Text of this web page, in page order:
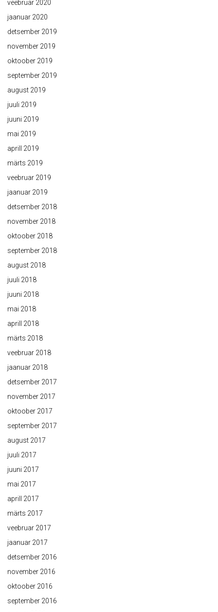
veebruar 2020
jaanuar 2020
detsember 2019
november 2019
oktoober 2019
september 2019
august 2019
juuli 2019
juuni 2019
mai 2019
aprill 2019
märts 2019
veebruar 2019
jaanuar 2019
detsember 2018
november 2018
oktoober 2018
september 2018
august 2018
juuli 2018
juuni 2018
mai 2018
aprill 2018
märts 2018
veebruar 2018
jaanuar 2018
detsember 2017
november 2017
oktoober 2017
september 2017
august 2017
juuli 2017
juuni 2017
mai 2017
aprill 2017
märts 2017
veebruar 2017
jaanuar 2017
detsember 2016
november 2016
oktoober 2016
september 2016